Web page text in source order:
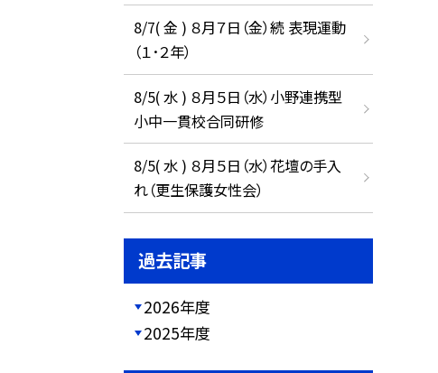
8/7( 金 ) ８月７日（金）続 表現運動
（１･２年）
8/5( 水 ) ８月５日（水）小野連携型
小中一貫校合同研修
8/5( 水 ) ８月５日（水）花壇の手入
れ（更生保護女性会）
過去記事
2026年度
2025年度